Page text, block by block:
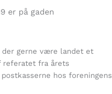
er på gaden
der gerne være landet et
referatet fra årets
hos foreningens